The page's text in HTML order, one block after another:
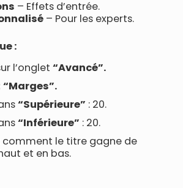
– Effets d’entrée.
– Pour les experts.
:
l’onglet“Avancé”.
“Marges”.
“Supérieure” : 20.
“Inférieure” : 20.
comment le titre gagne de
et en bas.